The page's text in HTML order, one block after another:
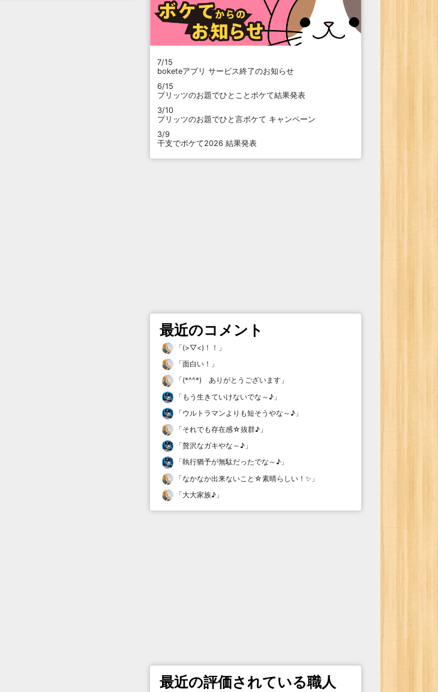
7/15
boketeアプリ サービス終了のお知らせ
6/15
プリッツのお題でひとことボケて結果発表
3/10
プリッツのお題でひと言ボケて キャンペーン
3/9
干支でボケて2026 結果発表
最近のコメント
「(>▽<)！！ 」
「面白い！ 」
「(*^^*) ありがとうございます 」
「 もう生きていけないでな～♪ 」
「ウルトラマンよりも短そうやな～♪ 」
「それでも存在感☆抜群♪ 」
「贅沢なガキやな～♪ 」
「執行猶予が無駄だったでな～♪ 」
「なかなか出来ないこと☆素晴らしい！✨ 」
「大大家族♪ 」
最近の評価されている職人